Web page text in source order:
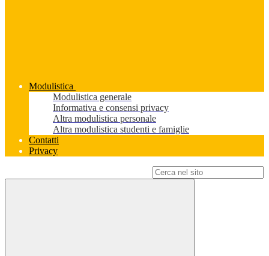
Modulistica
Modulistica generale
Informativa e consensi privacy
Altra modulistica personale
Altra modulistica studenti e famiglie
Contatti
Privacy